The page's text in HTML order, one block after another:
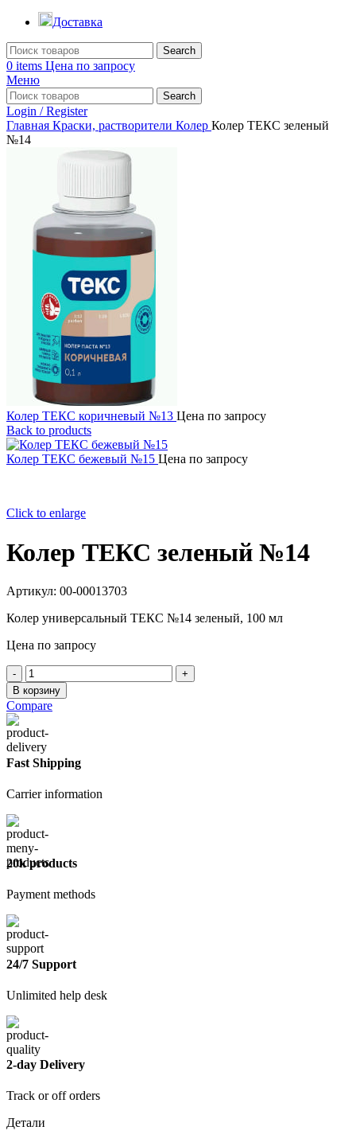
Доставка
Search
0 items Цена по запросу
Меню
Search
Login / Register
Главная Краски, растворители Колер Колер ТЕКС зеленый
№14
Колер ТЕКС коричневый №13 Цена по запросу
Back to products
Колер ТЕКС бежевый №15 Цена по запросу
Click to enlarge
Колер ТЕКС зеленый №14
Артикул: 00-00013703
Колер универсальный ТЕКС №14 зеленый, 100 мл
Цена по запросу
Количество
товара
Колер
ТЕКС
зеленый
№14
В корзину
Compare
Fast Shipping
Carrier information
20k products
Payment methods
24/7 Support
Unlimited help desk
2-day Delivery
Track or off orders
Детали